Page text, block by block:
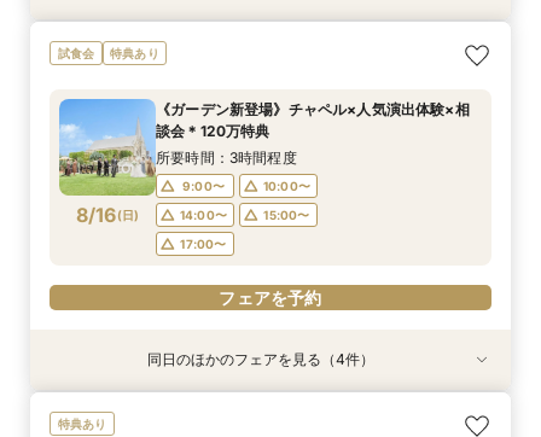
8/15(土)
《少人数婚向け》4名～貸切OK＊プライベート感
◎試食付き相談会
9:00〜
10:00〜
14:00〜
15:00〜
フェアを予約
8/15(土)
《はじめての見学に◎》充実サポート×安心価格
＊なんでも相談会
9:00〜
10:00〜
14:00〜
15:00〜
フェアを予約
8/15(土)
《独立型神殿あり》親も喜ぶ本格神前式×充実の
和装◆和婚相談会
9:00〜
10:00〜
14:00〜
15:00〜
フェアを予約
8/15(土)
《お盆限定》帰省＆結婚報告に◎ご家族相談フェ
ア
9:00〜
10:00〜
14:00〜
15:00〜
フェアを予約
試食会 特典あり
8/16(日)
《ガーデン新登場》チャペル×人気演出体験×相
談会＊120万特典
所要時間：3時間程度
9:00〜
10:00〜
14:00〜
15:00〜
17:00〜
フェアを予約
《はじめての見学に◎》充実サポート×安心価格
特典あり
《少人数婚向け》4名～貸切OK＊プライベート感
特典あり
《独立型神殿あり》親も喜ぶ本格神前式×充実の
《お盆限定》帰省＆結婚報告に◎ご家族相談フェ
同日のほかのフェアを見る（4件）
特典あり